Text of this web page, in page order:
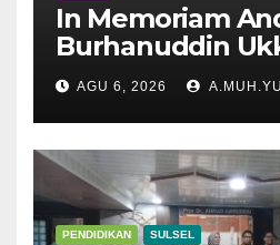
In Memoriam
Burhanuddin
AGU 6, 2026
PENDIDIKAN SULSEL